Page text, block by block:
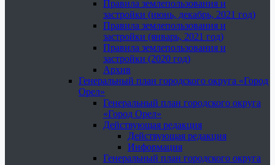
Правила землепользования и
застройки (июнь, декабрь, 2021 год)
Правила землепользования и
застройки (январь, 2021 год)
Правила землепользования и
застройки (2020 год)
Архив
Генеральный план городского округа «Город
Орел»
Генеральный план городского округа
«Город Орел»
Действующая редакция
Действующая редакция
Информация
Генеральный план городского округа